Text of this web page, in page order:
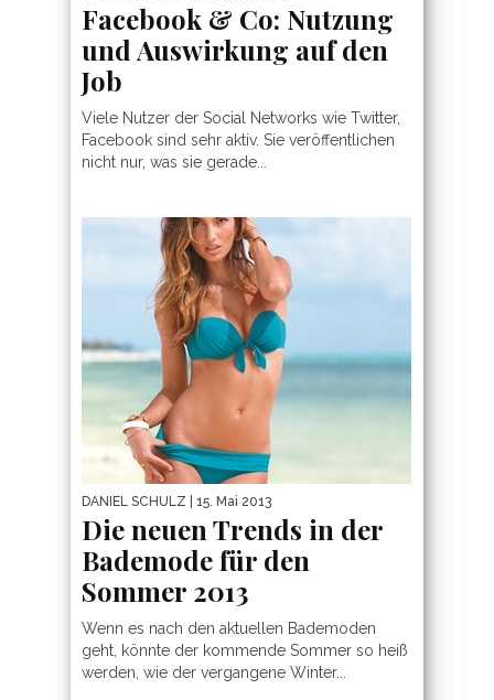
Facebook & Co: Nutzung
und Auswirkung auf den
Job
Viele Nutzer der Social Networks wie Twitter,
Facebook sind sehr aktiv. Sie veröffentlichen
nicht nur, was sie gerade...
DANIEL SCHULZ | 15. Mai 2013
Die neuen Trends in der
Bademode für den
Sommer 2013
Wenn es nach den aktuellen Bademoden
geht, könnte der kommende Sommer so heiß
werden, wie der vergangene Winter...